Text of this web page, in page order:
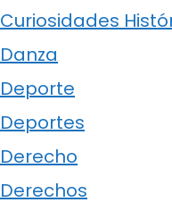
Curiosidades
Danza
Deporte
Deportes
Derecho
Derechos